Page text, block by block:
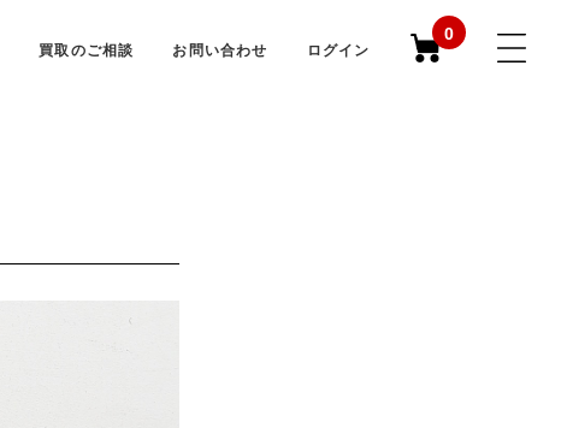
買取のご相談 お問い合わせ ログイン
0